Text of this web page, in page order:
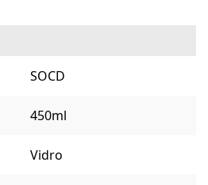
SOCD
450ml
Vidro